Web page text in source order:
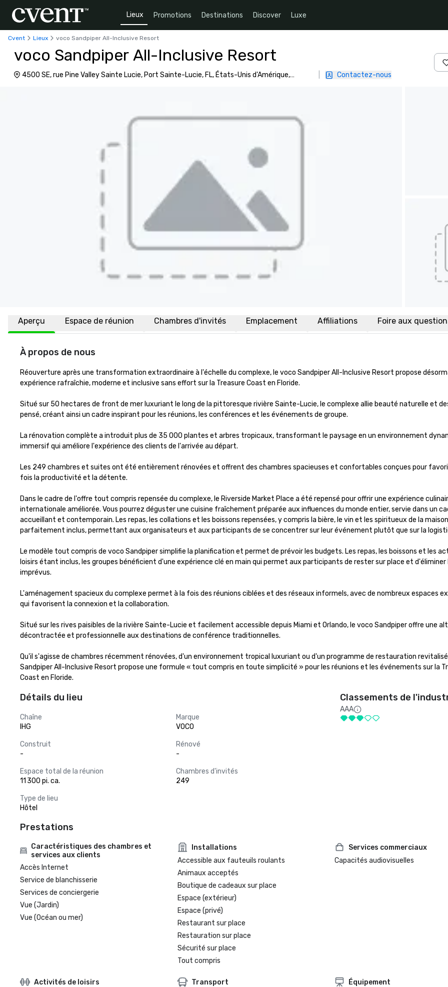
Lieux Promotions Destinations Discover Luxe
Cvent Lieux voco Sandpiper All-Inclusive Resort
voco Sandpiper All-Inclusive Resort
4500 SE, rue Pine Valley Sainte Lucie, Port Sainte-Lucie, FL, États-Unis d'Amérique,
Contactez-nous
Aperçu Espace de réunion Chambres d'invités Emplacement Affiliations Foire aux
À propos de nous
Réouverture après une transformation extraordinaire à l'échelle du complexe, le voco Sandpiper All-Inclusive Resort propose
expérience rafraîchie, moderne et inclusive sans effort sur la Treasure Coast en Floride.
Situé sur 50 hectares de front de mer luxuriant le long de la pittoresque rivière Sainte-Lucie, le complexe allie beauté naturelle et
pensé, créant ainsi un cadre inspirant pour les réunions, les conférences et les événements de groupe.
La rénovation complète a introduit plus de 35 000 plantes et arbres tropicaux, transformant le paysage en un environnement
immersif qui améliore l'expérience des clients de l'arrivée au départ.
Les 249 chambres et suites ont été entièrement rénovées et offrent des chambres spacieuses et confortables conçues pour
fois la productivité et la détente.
Dans le cadre de l'offre tout compris repensée du complexe, le Riverside Market Place a été repensé pour offrir une expérience
internationale améliorée. Vous pourrez déguster une cuisine fraîchement préparée aux influences du monde entier, servie dans un
accueillant et contemporain. Les repas, les collations et les boissons repensées, y compris la bière, le vin et les spiritueux de la
parfaitement inclus, permettant aux organisateurs et aux participants de se concentrer sur leur événement plutôt que sur la
Le modèle tout compris de voco Sandpiper simplifie la planification et permet de prévoir les budgets. Les repas, les boissons et les
loisirs étant inclus, les groupes bénéficient d'une expérience clé en main qui permet aux participants de rester sur place et
imprévus.
L'aménagement spacieux du complexe permet à la fois des réunions ciblées et des réseaux informels, avec de nombreux espaces
qui favorisent la connexion et la collaboration.
Situé sur les rives paisibles de la rivière Sainte-Lucie et facilement accessible depuis Miami et Orlando, le voco Sandpiper offre une
décontractée et professionnelle aux destinations de conférence traditionnelles.
Qu'il s'agisse de chambres récemment rénovées, d'un environnement tropical luxuriant ou d'un programme de restauration
Sandpiper All-Inclusive Resort propose une formule « tout compris en toute simplicité » pour les réunions et les événements sur la
Coast en Floride.
Détails du lieu
Chaîne
IHG
Marque
VOCO
Construit
-
Rénové
-
Espace total de la réunion
11 300 pi. ca.
Chambres d'invités
249
Type de lieu
Hôtel
Classements de
AAA
Prestations
Caractéristiques des chambres et
services aux clients
Accès Internet
Service de blanchisserie
Services de conciergerie
Vue (Jardin)
Vue (Océan ou mer)
Installations
Accessible aux fauteuils roulants
Animaux acceptés
Boutique de cadeaux sur place
Espace (extérieur)
Espace (privé)
Restaurant sur place
Restauration sur place
Sécurité sur place
Tout compris
Services commerciaux
Capacités audiovisuelles
Activités de loisirs
Transport
Équipement